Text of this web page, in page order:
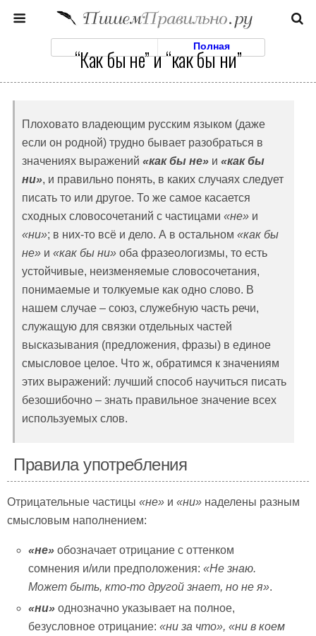
Полная
“Как бы не” и “как бы ни”
Плоховато владеющим русским языком (даже
если он родной) трудно бывает разобраться в
значениях выражений «как бы не» и «как бы
ни», и правильно понять, в каких случаях следует
писать то или другое. То же самое касается
сходных словосочетаний с частицами «не» и
«ни»; в них-то всё и дело. А в остальном «как бы
не» и «как бы ни» оба фразеологизмы, то есть
устойчивые, неизменяемые словосочетания,
понимаемые и толкуемые как одно слово. В
нашем случае – союз, служебную часть речи,
служащую для связки отдельных частей
высказывания (предложения, фразы) в единое
смысловое целое. Что ж, обратимся к значениям
этих выражений: лучший способ научиться писать
безошибочно – знать правильное значение всех
используемых слов.
Правила употребления
Отрицательные частицы «не» и «ни» наделены разным
смысловым наполнением:
«не» обозначает отрицание с оттенком
сомнения и/или предположения:«Не знаю.
Может быть, кто-то другой знает, но не я».
«ни» однозначно указывает на полное,
безусловное отрицание:«ни за что», «ни в коем